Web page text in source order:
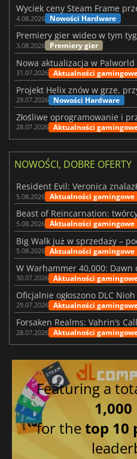
4.08.2026 Nowości Hardware
3.08.2026 Premiery gier
31.07.2026 Aktualności
29.07.2026 Nowości Hardware
28.07.2026 Aktualności
NOWOŚCI, DOBRE OFERTY
5.08.2026 Aktualności gamingowe
5.08.2026 Aktualności gamingowe
5.08.2026 Aktualności gamingowe
30.07.2026 Aktualności
Oficjalnie ogłoszono DLC
29.07.2026 Aktualności
28.07.2026 Aktualności
Featuring a
1,000
for thetop 10